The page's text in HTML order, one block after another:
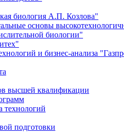
биология А.П. Козлова"
основы
биологии"
и бизнес-анализа
высшей квалификации
технологий
подготовки